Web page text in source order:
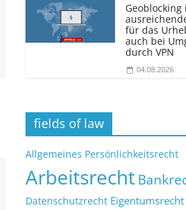
Geoblocking
für das
auch bei
durch VPN
04.08.2026
fields of law
Allgemeines Persönlichkeitsrecht
Arbeitsrecht
Datenschutzrecht Eigentumsrecht